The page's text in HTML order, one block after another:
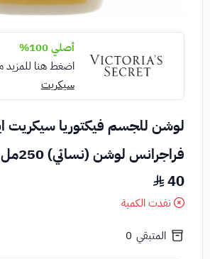
أصلي 100%
اضغط هنا للمزيد
سيكريت
لوشن للجسم فيكتوريا سيكريت
فراجرانس لوشن (نسائي) 250مل
40
نفدت الكمية
المتبقي 0